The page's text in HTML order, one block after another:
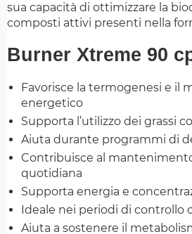
sua capacità di ottimizzare la
composti attivi presenti nella
Burner Xtreme 90
Favorisce la termogenesi e il
energetico
Supporta l’utilizzo dei grassi
Aiuta durante programmi di
Contribuisce al
quotidiana
Supporta energia e
Ideale nei periodi di controllo
Aiuta a sostenere il